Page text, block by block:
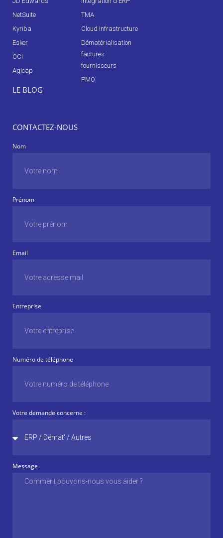
NetSuite
Kyriba
Esker
OCI
Agicap
LE BLOG
TMA
Cloud Infrastructure
Dématérialisation
factures
fournisseurs
PMO
CONTACTEZ-NOUS
Nom
Prénom
Email
Entreprise
Numéro de téléphone
Votre demande concerne :
Message